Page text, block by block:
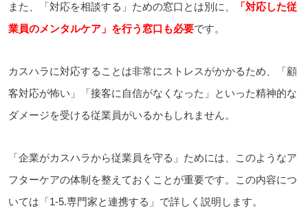
また、「対応を相談する」ための窓口とは別に、
「対応した従
業員のメンタルケア」を行う窓口も必要です。
カスハラに対応することは非常にストレスがかかるため、「顧
客対応が怖い」「接客に自信がなくなった」といった精神的な
ダメージを受ける従業員がいるかもしれません。
「企業がカスハラから従業員を守る」ためには、このようなア
フターケアの体制を整えておくことが重要です。この内容につ
いては「1-5.専門家と連携する」で詳しく説明します。